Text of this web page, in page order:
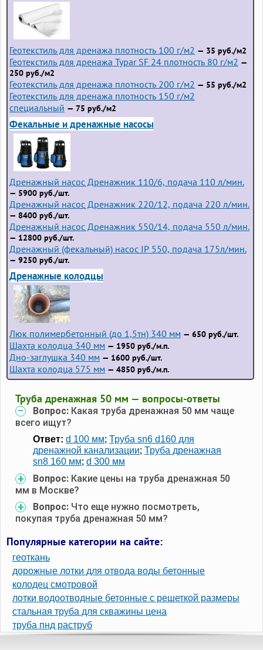
Геотекстиль для дренажа плотность 100 г/м2 — 35 руб./м2
Геотекстиль для дренажа Typar SF 24 плотность 80 г/м2 —
250 руб./м2
Геотекстиль для дренажа плотность 200 г/м2 — 55 руб./м2
Геотекстиль для дренажа плотность 150 г/м2
специальный — 75 руб./м2
Фекальные и дренажные насосы
Дренажный насос Дренажник 110/6, подача 110 л/мин.
— 5900 руб./шт.
Дренажный насос Дренажник 220/12, подача 220 л/мин.
— 8400 руб./шт.
Дренажный насос Дренажник 550/14, подача 550 л/мин.
— 12800 руб./шт.
Дренажный (фекальный) насос IP 550, подача 175л/мин.
— 9250 руб./шт.
Дренажные колодцы
Люк полимербетонный (до 1,5тн) 340 мм — 650 руб./шт.
Шахта колодца 340 мм — 1950 руб./м.п.
Дно-заглушка 340 мм — 1600 руб./шт.
Шахта колодца 575 мм — 4850 руб./м.п.
Труба дренажная 50 мм — вопросы-ответы
Вопрос: Какая труба дренажная 50 мм чаще
всего ищут?
Ответ: d 100 мм; Труба sn6 d160 для
дренажной канализации; Труба дренажная
sn8 160 мм; d 300 мм
Вопрос: Какие цены на труба дренажная 50
мм в Москве?
Вопрос: Что еще нужно посмотреть,
покупая труба дренажная 50 мм?
Популярные категории на сайте:
геоткань
дорожные лотки для отвода воды бетонные
колодец смотровой
лотки водоотводные бетонные с решеткой размеры
стальная труба для скважины цена
труба пнд раструб